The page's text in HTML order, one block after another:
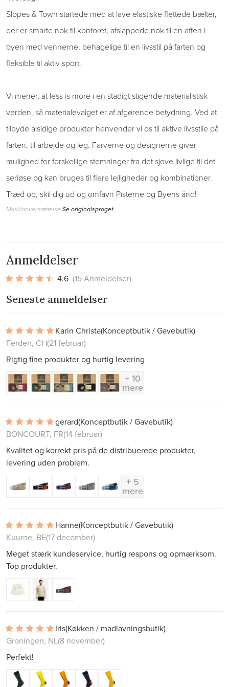
Slopes & Town startede med at lave elastiske flettede bælter,
der er smarte nok til kontoret, afslappede nok til en aften i
byen med vennerne, behagelige til en livsstil på farten og
fleksible til aktiv sport.
Vi mener, at less is more i en stadigt stigende materialistisk
verden, så materialevalget er af afgørende betydning. Ved at
tilbyde alsidige produkter henvender vi os til aktive livsstile på
farten, til arbejde og leg. Farverne og designerne giver
mulighed for forskellige stemninger fra det sjove livlige til det
seriøse og kan bruges til flere lejligheder og kombinationer.
Træd op, skil dig ud og omfavn Pisterne og Byens ånd!
Maskinoversættelse Se originalsproget
Anmeldelser
4.6 (15 Anmeldelser)
Seneste anmeldelser
Karin Christa(Konceptbutik / Gavebutik)
Ferden, CH(21 februar)
Rigtig fine produkter og hurtig levering
+ 10
mere
gerard(Konceptbutik / Gavebutik)
BONCOURT, FR(14 februar)
Kvalitet og korrekt pris på de distribuerede produkter,
levering uden problem.
+ 5
mere
Hanne(Konceptbutik / Gavebutik)
Kuurne, BE(17 december)
Meget stærk kundeservice, hurtig respons og opmærksom.
Top produkter.
Iris(Køkken / madlavningsbutik)
Groningen, NL(8 november)
Perfekt!